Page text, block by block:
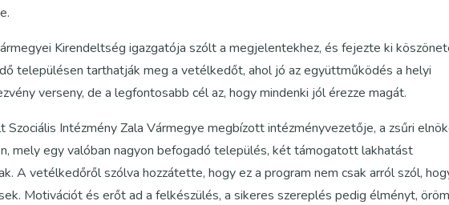
Kirendeltség igazgatója szólt a megjelentekhez, és fejezte ki
településen tarthatják meg a vetélkedőt, ahol jó az együttműködés a helyi
verseny, de a legfontosabb cél az, hogy mindenki jól érezze magát.
Szociális Intézmény Zala Vármegye megbízott intézményvezetője, a zsűri
mely egy valóban nagyon befogadó település, két támogatott lakhatást
A vetélkedőről szólva hozzátette, hogy ez a program nem csak arról szól,
Motivációt és erőt ad a felkészülés, a sikeres szereplés pedig élményt,